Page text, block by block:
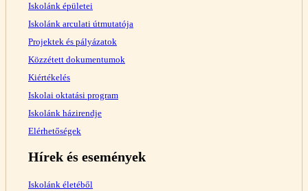
Iskolánk épületei
Iskolánk arculati útmutatója
Projektek és pályázatok
Közzétett dokumentumok
Kiértékelés
Iskolai oktatási program
Iskolánk házirendje
Elérhetőségek
Hírek és események
Iskolánk életéből